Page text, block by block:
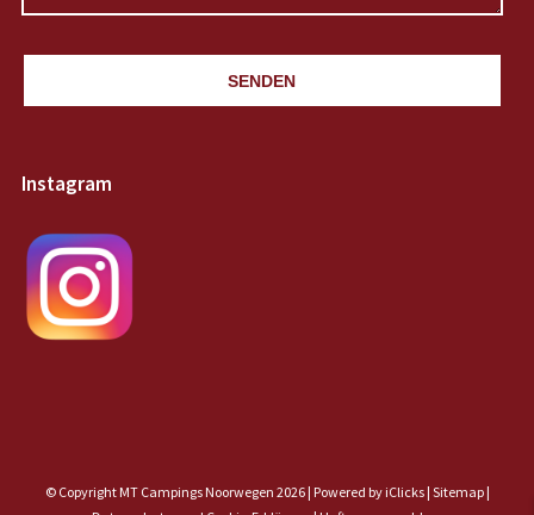
SENDEN
Instagram
© Copyright MT Campings Noorwegen 2026 | Powered by iClicks| Sitemap|